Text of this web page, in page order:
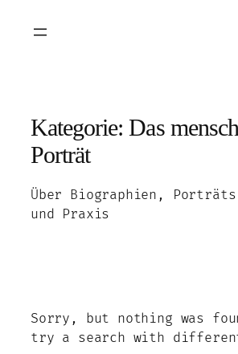
Inhalt
Kategorie:Das
Porträt
Über Biographien,
und Praxis
Sorry, but nothing was
try a search with